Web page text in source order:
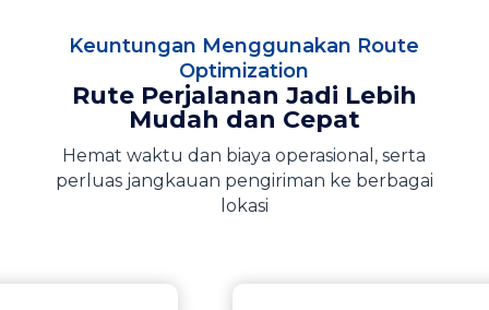
Keuntungan Menggunakan Route
Optimization
Rute Perjalanan Jadi Lebih
Mudah dan Cepat
Hemat waktu dan biaya operasional, serta
perluas jangkauan pengiriman ke berbagai
lokasi